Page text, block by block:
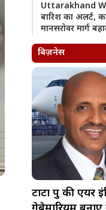
Uttarakhand
बारिश का अलर्ट,
मानसरोवर मार्ग
बिज़नेस
टाटा ग्रुप की